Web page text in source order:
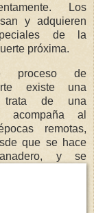
Los
y adquieren
de la
próxima.
proceso de
existe una
trata de una
acompaña al
remotas,
que se hace
y se